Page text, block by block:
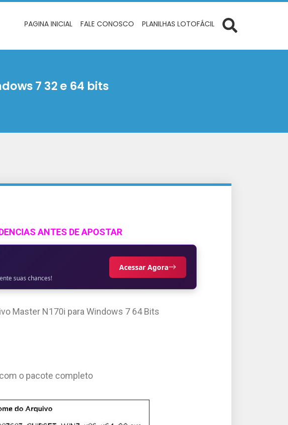
PAGINA INICIAL FALE CONOSCO PLANILHAS LOTOFÁCIL
7 32 e 64 bits
ANTES DE APOSTAR
suas chances!
Acessar Agora
Master N170i para Windows 7 64 Bits
o pacote completo